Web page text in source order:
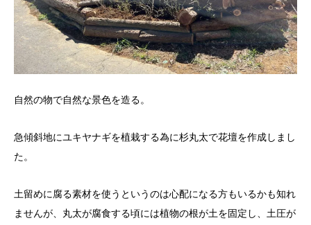
自然の物で自然な景色を造る。
急傾斜地にユキヤナギを植栽する為に杉丸太で花壇を作成しまし
た。
土留めに腐る素材を使うというのは心配になる方もいるかも知れ
ませんが、丸太が腐食する頃には植物の根が土を固定し、土圧が